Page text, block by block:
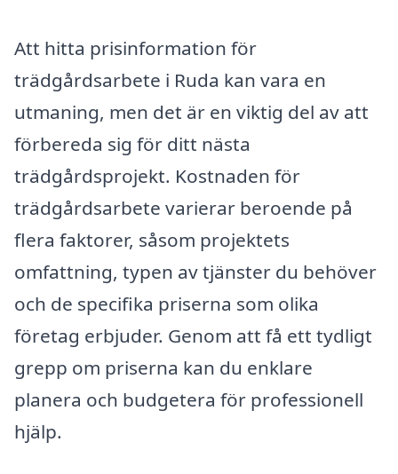
Att hitta prisinformation för
trädgårdsarbete i Ruda kan vara en
utmaning, men det är en viktig del av att
förbereda sig för ditt nästa
trädgårdsprojekt. Kostnaden för
trädgårdsarbete varierar beroende på
flera faktorer, såsom projektets
omfattning, typen av tjänster du behöver
och de specifika priserna som olika
företag erbjuder. Genom att få ett tydligt
grepp om priserna kan du enklare
planera och budgetera för professionell
hjälp.